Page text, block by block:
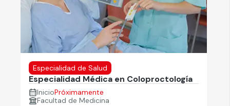
Especialidad de Salud
Especialidad Médica en Coloproctología
InicioPróximamente
Facultad de Medicina